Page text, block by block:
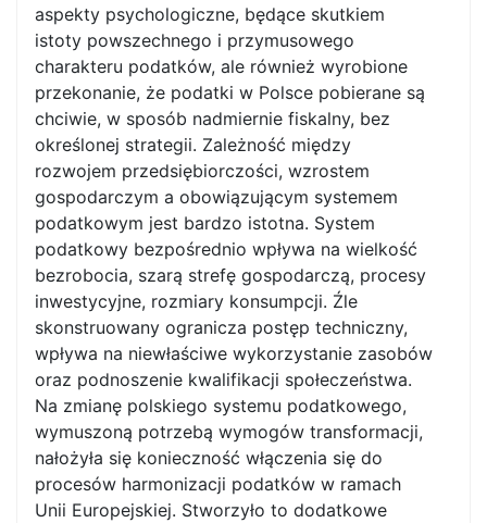
aspekty psychologiczne, będące skutkiem
istoty powszechnego i przymusowego
charakteru podatków, ale również wyrobione
przekonanie, że podatki w Polsce pobierane są
chciwie, w sposób nadmiernie fiskalny, bez
określonej strategii. Zależność między
rozwojem przedsiębiorczości, wzrostem
gospodarczym a obowiązującym systemem
podatkowym jest bardzo istotna. System
podatkowy bezpośrednio wpływa na wielkość
bezrobocia, szarą strefę gospodarczą, procesy
inwestycyjne, rozmiary konsumpcji. Źle
skonstruowany ogranicza postęp techniczny,
wpływa na niewłaściwe wykorzystanie zasobów
oraz podnoszenie kwalifikacji społeczeństwa.
Na zmianę polskiego systemu podatkowego,
wymuszoną potrzebą wymogów transformacji,
nałożyła się konieczność włączenia się do
procesów harmonizacji podatków w ramach
Unii Europejskiej. Stworzyło to dodatkowe